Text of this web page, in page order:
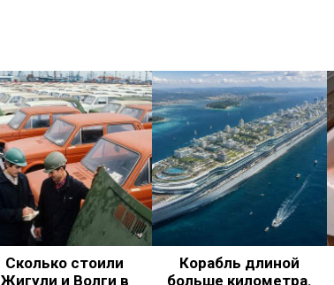
Сколько стоили
Жигули и Волги в
Корабль длиной
больше километра.